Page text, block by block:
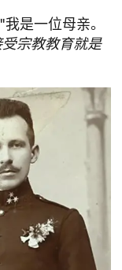
是一位母亲。
宗教教育就是